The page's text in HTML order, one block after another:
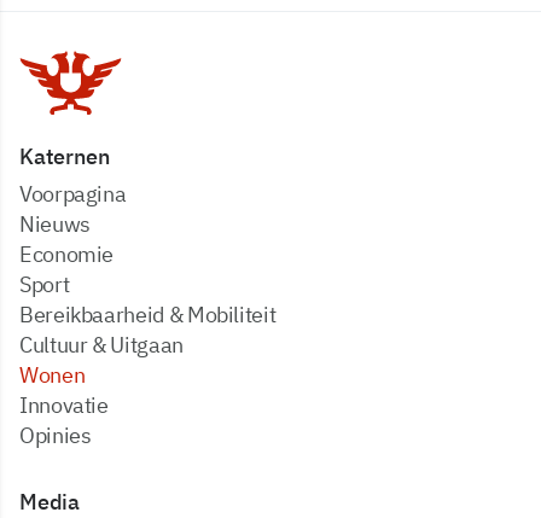
Katernen
Voorpagina
Nieuws
Economie
Sport
Bereikbaarheid & Mobiliteit
Cultuur & Uitgaan
Wonen
Innovatie
Opinies
Media